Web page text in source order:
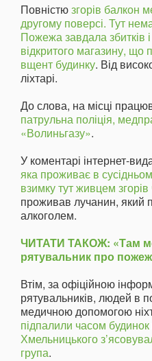
Повністюзгорів балкон
другому поверсі. Тут
Пожежа завдала збитків
відкритого магазину, що
вщент будинку. Від
ліхтарі.
До слова, на місці
патрульна поліція,
«Волиньгазу».
У коментарі інтернет-
яка проживає в
взимку тут живцем згорів
проживав лучанин, який
алкоголем.
ЧИТАТИ ТАКОЖ: «Там
рятувальник про
Втім, за офіційною
рятувальників, людей в
медичною допомогою
підпалили часом
Хмельницького
група.